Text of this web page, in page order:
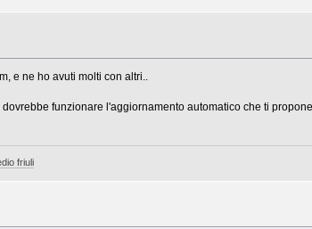
e ne ho avuti molti con altri..
funzionare l'aggiornamento automatico che ti
friuli